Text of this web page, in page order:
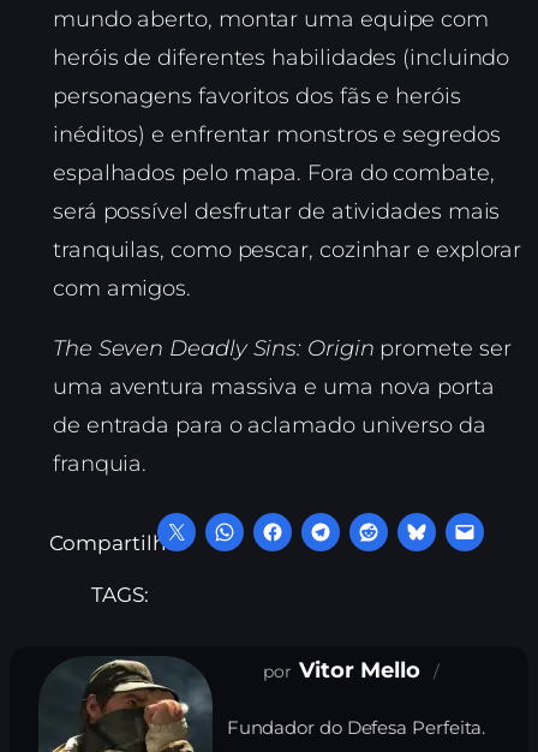
mundo aberto, montar uma equipe com
heróis de diferentes habilidades (incluindo
personagens favoritos dos fãs e heróis
inéditos) e enfrentar monstros e segredos
espalhados pelo mapa. Fora do combate,
será possível desfrutar de atividades mais
tranquilas, como pescar, cozinhar e explorar
com amigos.
The Seven Deadly Sins: Origin promete ser
uma aventura massiva e uma nova porta
de entrada para o aclamado universo da
franquia.
Compartilhe:
TAGS:
Vitor Mello
Fundador do Defesa Perfeita.